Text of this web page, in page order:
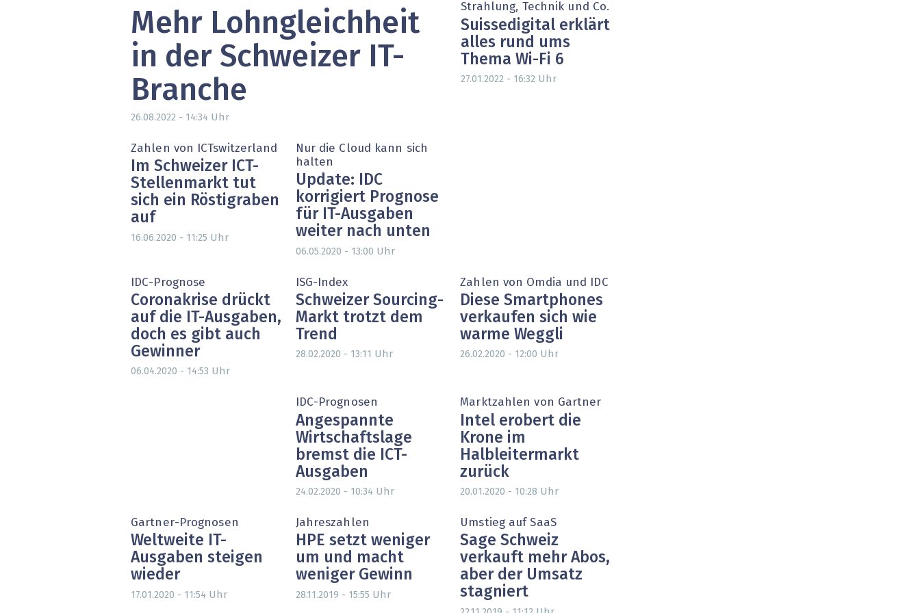
» alle News Gesundheit wird digital
Blockchain
Digital Banking
» alle Dossiers
IT for Health
Artificial Intelligence
Finance 2030
Professional AV & Digital Signage
Mehr Lohngleichheit
in der Schweizer IT-
Branche
26.08.2022 - 14:34 Uhr
Strahlung, Technik und Co.
Suissedigital erklärt
alles rund ums
Thema Wi-Fi 6
27.01.2022 - 16:32Uhr
Zahlen von ICTswitzerland
Im Schweizer ICT-
Stellenmarkt tut
sich ein Röstigraben
auf
16.06.2020 - 11:25 Uhr
Nur die Cloud kann sich
halten
Update: IDC
korrigiert Prognose
für IT-Ausgaben
weiter nach unten
06.05.2020 - 13:00 Uhr
IDC-Prognose
Coronakrise drückt
auf die IT-Ausgaben,
doch es gibt auch
Gewinner
06.04.2020 - 14:53 Uhr
ISG-Index
Schweizer Sourcing-
Markt trotzt dem
Trend
28.02.2020 - 13:11 Uhr
Zahlen von Omdia und IDC
Diese Smartphones
verkaufen sich wie
warme Weggli
26.02.2020 - 12:00 Uhr
IDC-Prognosen
Angespannte
Wirtschaftslage
bremst die ICT-
Ausgaben
24.02.2020 - 10:34 Uhr
Marktzahlen von Gartner
Intel erobert die
Krone im
Halbleitermarkt
zurück
20.01.2020 - 10:28 Uhr
Gartner-Prognosen
Weltweite IT-
Ausgaben steigen
wieder
17.01.2020 - 11:54 Uhr
Jahreszahlen
HPE setzt weniger
um und macht
weniger Gewinn
28.11.2019 - 15:55 Uhr
Umstieg auf SaaS
Sage Schweiz
verkauft mehr Abos,
aber der Umsatz
stagniert